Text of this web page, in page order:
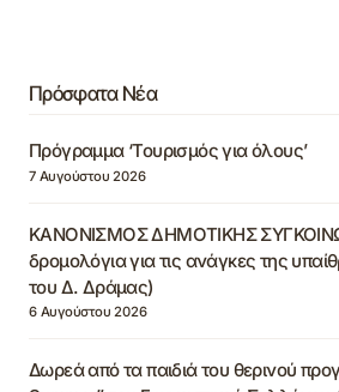
Πρόσφατα Νέα
Πρόγραμμα ‘Τουρισμός για όλους’
7 Αυγούστου 2026
ΚΑΝΟΝΙΣΜΟΣ ΔΗΜΟΤΙΚΗΣ
δρομολόγια για τις ανάγκες της
του Δ. Δράμας)
6 Αυγούστου 2026
Δωρεά από τα παιδιά του θερινού